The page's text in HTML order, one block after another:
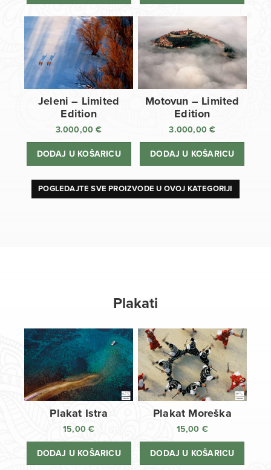
Jeleni – Limited
Edition
3.000,00€
DODAJ U KOŠARICU
Motovun – Limited
Edition
3.000,00€
DODAJ U KOŠARICU
POGLEDAJTE SVE PROIZVODE U OVOJ KATEGORIJI
Plakati
Plakat Istra
15,00€
DODAJ U KOŠARICU
Plakat Moreška
15,00 €
DODAJ U KOŠARICU